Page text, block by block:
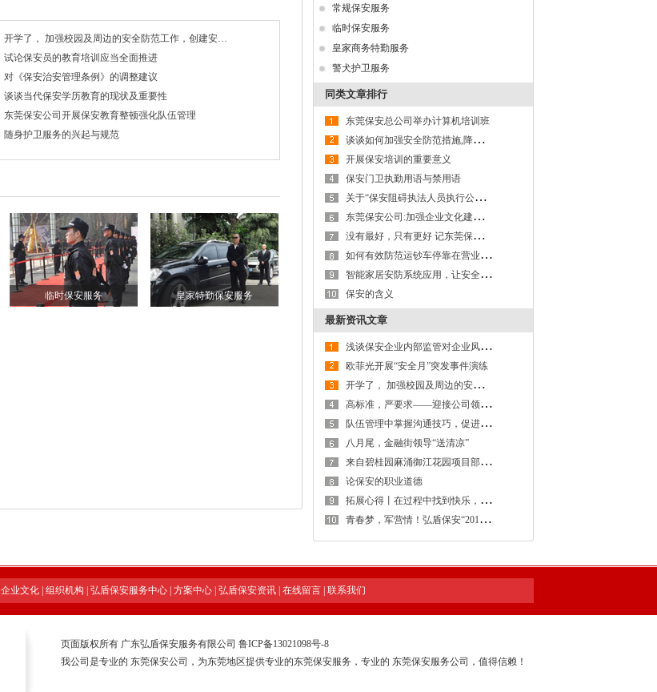
开学了， 加强校园及周边的安全防范工作，创建安全稳定的校园及周边环境
试论保安员的教育培训应当全面推进
对《保安治安管理条例》的调整建议
谈谈当代保安学历教育的现状及重要性
东莞保安公司开展保安教育整顿强化队伍管理
随身护卫服务的兴起与规范
临时保安服务 皇家特勤保安服务
常规保安服务
临时保安服务
皇家商务特勤服务
警犬护卫服务
同类文章排行
东莞保安总公司举办计算机培训班
谈
谈如何加强安全防范措施,降低保安职业风险
开展保安培训的重要意义
保安门卫执勤用语与禁用语
关
于“保安阻碍执法人员执行公务”问题的探讨
东
莞保安公司:加强企业文化建设,以文化力激活生产力
没
有最好，只有更好 记东莞保安服务公司第九大队保安班班长李成杰
如
何有效防范运钞车停靠在营业网点进行装卸款箱作业及款箱交接过程的操作风险
智
能家居安防系统应用，让安全更有保障---以东莞保安服务公司为例
保安的含义
最新资讯文章
浅
谈保安企业内部监管对企业风险防控的重要性
欧菲光开展“安全月”突发事件演练
开
学了， 加强校园及周边的安全防范工作，创建安全稳定的校园及周边环境
高
标准，严要求——迎接公司领导检查工作
队
伍管理中掌握沟通技巧，促进保安工作和谐稳定发展
八月尾，金融街领导“送清凉”
来
自碧桂园麻涌御江花园项目部感谢信
论保安的职业道德
拓
展心得丨在过程中找到快乐，在感悟中得到提升
青
春梦，军营情！弘盾保安“2018年度骨干拓展训练暨管理专项培训工作会议”全程回顾
企业文化 组织机构 弘盾保安服务中心 方案中心 弘盾保安资讯 在线留言 联系我们
页面版权所有 广东弘盾保安服务有限公司 鲁ICP备13021098号-8
我公司是专业的 东莞保安公司 ，为东莞地区提供专业的东莞保安服务，专业的 东莞保安服务公司 ，值得信赖！